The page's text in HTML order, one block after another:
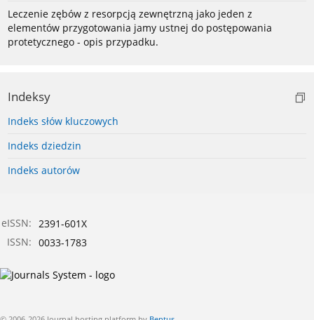
Leczenie zębów z resorpcją zewnętrzną jako jeden z
elementów przygotowania jamy ustnej do postępowania
protetycznego - opis przypadku.
Indeksy
Indeks słów kluczowych
Indeks dziedzin
Indeks autorów
eISSN: 2391-601X
ISSN: 0033-1783